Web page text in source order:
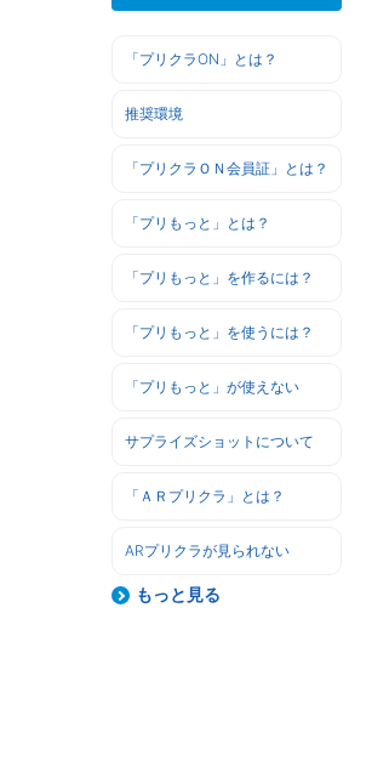
「プリクラON」とは？
推奨環境
「プリクラＯＮ会員証」とは？
「プリもっと」とは？
「プリもっと」を作るには？
「プリもっと」を使うには？
「プリもっと」が使えない
サプライズショットについて
「ＡＲプリクラ」とは？
ARプリクラが見られない
もっと見る